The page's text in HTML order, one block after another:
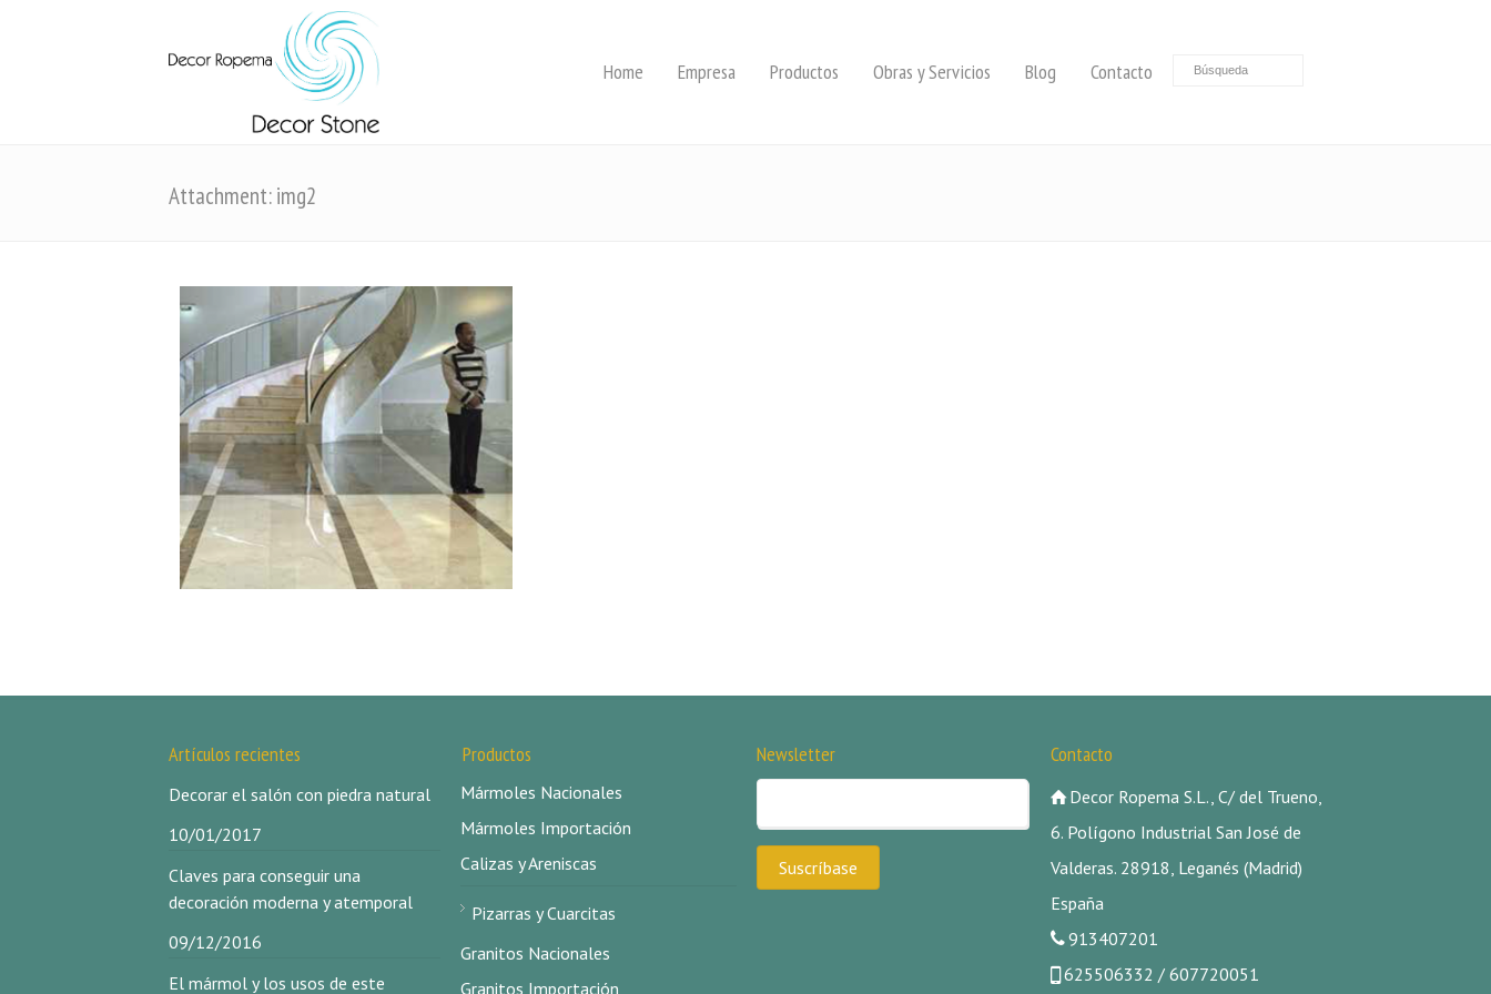
Home Empresa Productos Obras y Servicios Blog Contacto
Attachment: img2
Artículos recientes
Decorar el salón con piedra natural
10/01/2017
Claves para conseguir una
decoración moderna y atemporal
09/12/2016
El mármol y los usos de este
Productos
Mármoles Nacionales
Mármoles Importación
Calizas y Areniscas
Pizarras y Cuarcitas
Granitos Nacionales
Granitos Importación
Newsletter Contacto
Decor Ropema S.L., C/ del Trueno,
6. Polígono Industrial San José de
Valderas. 28918, Leganés (Madrid)
España
913407201
625506332 / 607720051